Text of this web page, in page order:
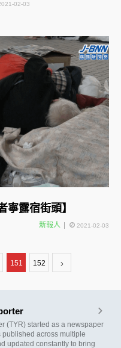
02-03
寧露宿街頭】
新報人 2021-02-03
151 152
(TYR) started as a newspaper
published across multiple
updated constantly to bring